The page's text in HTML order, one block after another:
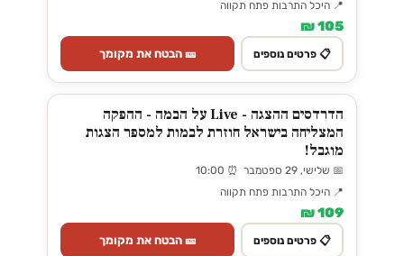
📍 היכל התרבות פתח תקווה
105 ₪
📋 פרטים נוספים 🎫 הבטח את מקומך
הדרדסים ההצגה - Live על הבמה - ההפקה
המצליחה בישראל חוזרת לבמות למספר הצגות
מוגבל!
📅 שלישי, 29 ספטמבר ⏰ 10:00
📍 היכל התרבות פתח תקווה
109 ₪
📋 פרטים נוספים 🎫 הבטח את מקומך